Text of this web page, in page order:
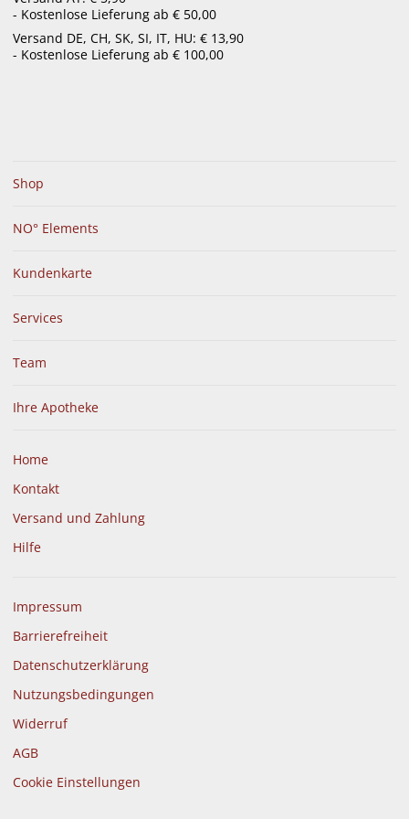
- Kostenlose Lieferung ab € 50,00
Versand DE, CH, SK, SI, IT, HU: € 13,90
- Kostenlose Lieferung ab € 100,00
Shop
NO° Elements
Kundenkarte
Services
Team
Ihre Apotheke
Home
Kontakt
Versand und Zahlung
Hilfe
Impressum
Barrierefreiheit
Datenschutzerklärung
Nutzungsbedingungen
Widerruf
AGB
Cookie Einstellungen